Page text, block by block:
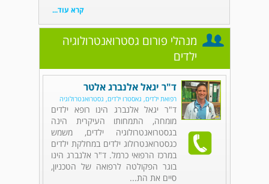
קרא עוד...
מנהלי פורום גסטרואנטרולוגיה
ילדים
ד"ר יגאל אלנברג אלטר
רפואת ילדים, גאסטרו ילדים, גסטרואנטרולוגיה
ד"ר יגאל אלנברג הינו רופא ילדים
מומחה, התמחותו העיקרית הינה
בגסטרואנטרולוגיה ילדים, משמש
כגסטרואנטרולוג ילדים במחלקת ילדים
במרכז הרפואי כרמל. ד"ר אלנברג הינו
בוגר הפקולטה לרפואה של הטכניון,
סיים את הת...